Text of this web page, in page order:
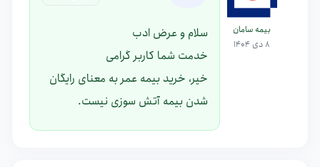
بیمه سامان
8 دی 1404
سلام و عرض ادب
خدمت شما کاربر گرامی
خیر، خرید بیمه عمر به معنای رایگان
شدن بیمه آتش سوزی نیست.